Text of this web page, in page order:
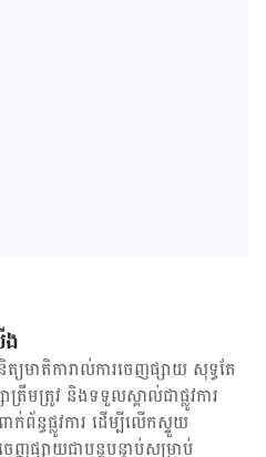
ង
យ​មាតិការាល់ការចេញផ្សាយ សុទ្ធតែ
រឹមត្រូវ និង​ទទួល​ស្គាល់​ជាផ្លូវការ​
ន្ធ​ផ្លូវការ ដើម្បីលើកស្ទួយ​
សាយជាបន្តបន្ទាប់សម្រាប់